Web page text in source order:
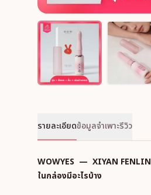
รายละเอียดข้อมูลจำเพาะรีวิว
WOWYES — XIYAN FENLIN
ในกล่องมีอะไรบ้าง